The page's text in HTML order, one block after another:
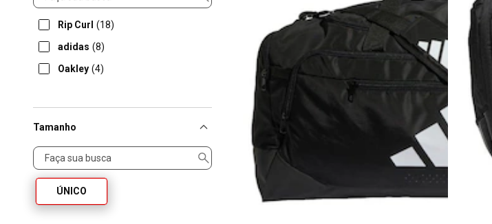
Rip Curl (18)
adidas (8)
Oakley (4)
Tamanho
Tamanho
ÚNICO